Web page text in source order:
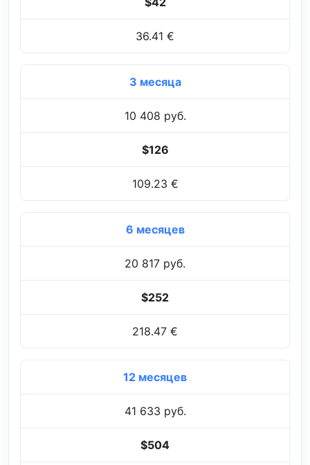
36.41 €
3 месяца
10 408 руб.
$126
109.23 €
6 месяцев
20 817 руб.
$252
218.47 €
12 месяцев
41 633 руб.
$504